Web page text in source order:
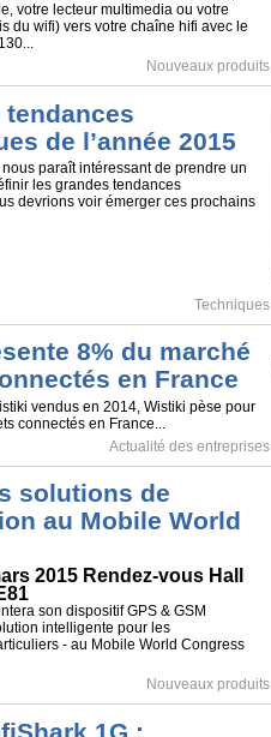
votre lecteur multimedia ou votre
du wifi) vers votre chaîne hifi avec le
Nouveaux produits
tendances
de l’année 2015
nous paraît intéressant de prendre un
les grandes tendances
devrions voir émerger ces prochains
Techniques
8% du marché
en France
vendus en 2014, Wistiki pèse pour
connectés en France...
Actualité des entreprises
solutions de
au Mobile World
2015 Rendez-vous Hall
son dispositif GPS & GSM
intelligente pour les
- au Mobile World Congress
Nouveaux produits